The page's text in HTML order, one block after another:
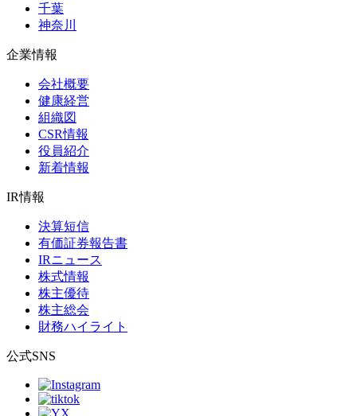
千葉
神奈川
企業情報
会社概要
健康経営
組織図
CSR情報
役員紹介
新着情報
IR情報
決算短信
有価証券報告書
IRニュース
株式情報
株主優待
株主総会
財務ハイライト
公式SNS